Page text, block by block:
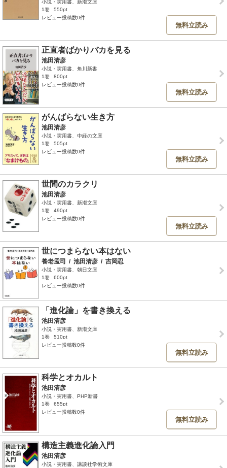
小説・実用書、新潮文庫
1巻
550pt
レビュー投稿数0件
無料立読み
正直者ばかりバカを見る
池田清彦
小説・実用書、角川新書
1巻
800pt
レビュー投稿数0件
無料立読み
がんばらない生き方
池田清彦
小説・実用書、中経の文庫
1巻
505pt
レビュー投稿数0件
無料立読み
世間のカラクリ
池田清彦
小説・実用書、新潮文庫
1巻
490pt
レビュー投稿数0件
無料立読み
世につまらない本はない
養老孟司 / 池田清彦 / 吉岡忍
小説・実用書、朝日文庫
1巻
600pt
レビュー投稿数0件
「進化論」を書き換える
池田清彦
小説・実用書、新潮文庫
1巻
510pt
レビュー投稿数0件
無料立読み
科学とオカルト
池田清彦
小説・実用書、PHP新書
1巻
655pt
レビュー投稿数0件
無料立読み
構造主義進化論入門
池田清彦
小説・実用書、講談社学術文庫